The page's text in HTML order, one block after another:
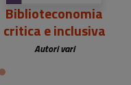
Biblioteconomia
critica e inclusiva
Autori vari